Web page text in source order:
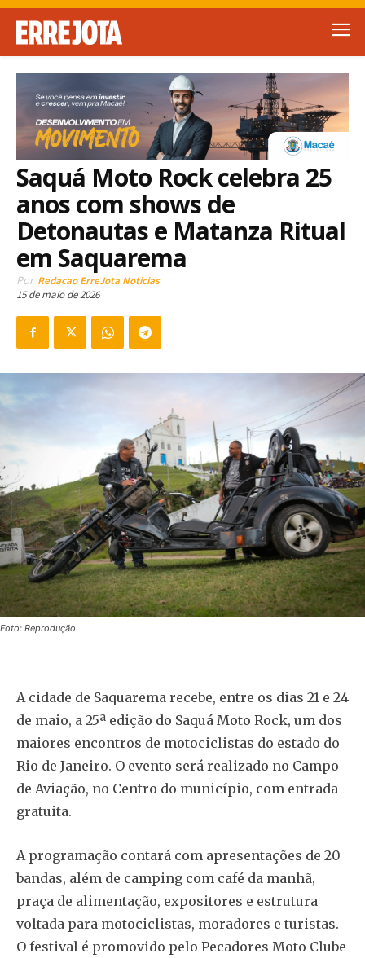
Saquá Moto Rock celebra 25
anos com shows de
Detonautas e Matanza Ritual
em Saquarema
Por Redacao ErreJota Noticias
15 de maio de 2026
Foto: Reprodução
A cidade de Saquarema recebe, entre os dias 21 e 24
de maio, a 25ª edição do Saquá Moto Rock, um dos
maiores encontros de motociclistas do estado do
Rio de Janeiro. O evento será realizado no Campo
de Aviação, no Centro do município, com entrada
gratuita.
A programação contará com apresentações de 20
bandas, além de camping com café da manhã,
praça de alimentação, expositores e estrutura
voltada para motociclistas, moradores e turistas.
O festival é promovido pelo Pecadores Moto Clube